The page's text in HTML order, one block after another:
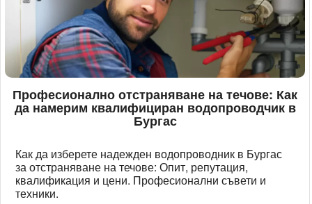
Професионално отстраняване на течове: Как
да намерим квалифициран водопроводчик в
Бургас
Как да изберете надежден водопроводник в Бургас
за отстраняване на течове: Опит, репутация,
квалификация и цени. Професионални съвети и
техники.